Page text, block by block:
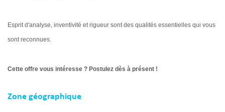
Esprit d'analyse, inventivité et rigueur sont des qualités essentielles qui vous
sont reconnues.
Cette offre vous intéresse ? Postulez dès à présent !
Zone géographique